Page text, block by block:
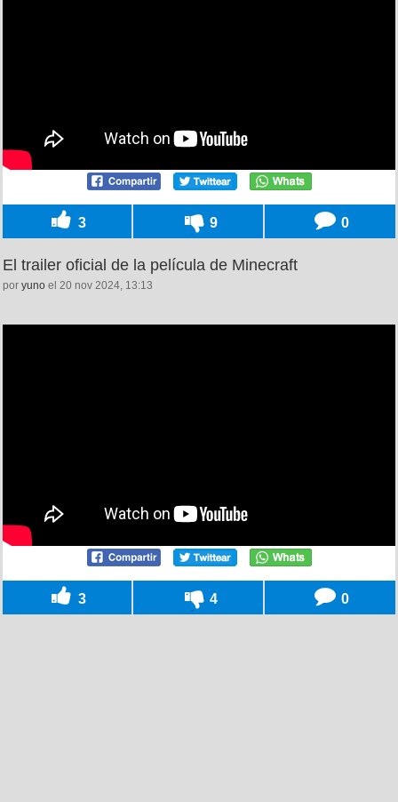
3 9 0
El trailer oficial de la película de Minecraft
por yuno el 20 nov 2024, 13:13
3 4 0